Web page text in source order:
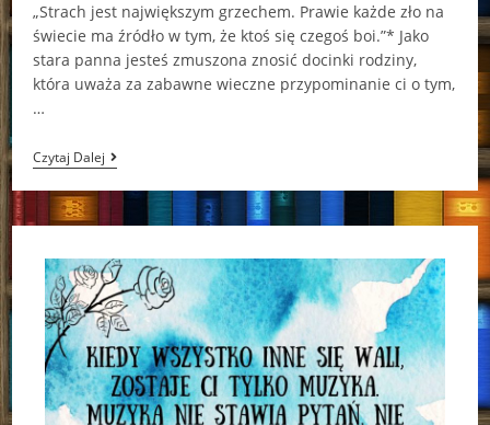
„Strach jest największym grzechem. Prawie każde zło na
świecie ma źródło w tym, że ktoś się czegoś boi.”* Jako
stara panna jesteś zmuszona znosić docinki rodziny,
która uważa za zabawne wieczne przypominanie ci o tym,
…
Czytaj DalejKażdy
Ma
Swój
Zamek